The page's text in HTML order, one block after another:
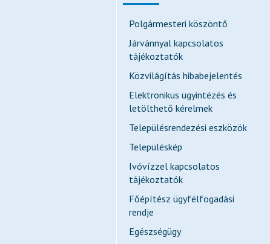
Polgármesteri köszöntő
Járvánnyal kapcsolatos
tájékoztatók
Közvilágítás hibabejelentés
Elektronikus ügyintézés és
letölthető kérelmek
Településrendezési eszközök
Településkép
Ivóvízzel kapcsolatos
tájékoztatók
Főépítész ügyfélfogadási
rendje
Egészségügy